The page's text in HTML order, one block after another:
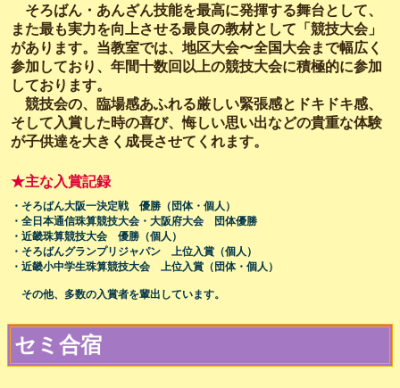
そろばん・あんざん技能を最高に発揮する舞台として、
また最も実力を向上させる最良の教材として「競技大会」
があります。当教室では、地区大会〜全国大会まで幅広く
参加しており、年間十数回以上の競技大会に積極的に参加
しております。
競技会の、臨場感あふれる厳しい緊張感とドキドキ感、
そして入賞した時の喜び、悔しい思い出などの貴重な体験
が子供達を大きく成長させてくれます。
★主な入賞記録
・そろばん大阪一決定戦 優勝（団体・個人）
・全日本通信珠算競技大会・大阪府大会 団体優勝
・近畿珠算競技大会 優勝（個人）
・そろばんグランプリジャパン 上位入賞（個人）
・近畿小中学生珠算競技大会 上位入賞（団体・個人）
その他、多数の入賞者を輩出しています。
セミ合宿